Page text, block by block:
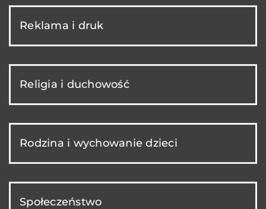
Reklama i druk
Religia i duchowość
Rodzina i wychowanie dzieci
Społeczeństwo